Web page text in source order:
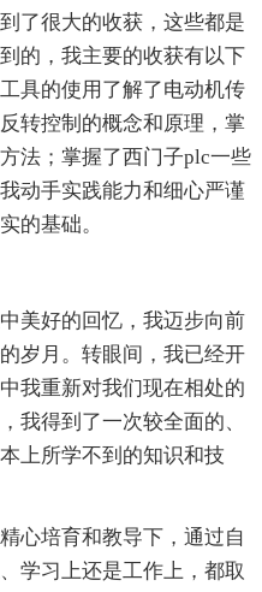
了很大的收获，这些都是
的，我主要的收获有以下
具的使用了解了电动机传
转控制的概念和原理，掌
法；掌握了西门子plc一些
动手实践能力和细心严谨
的基础。
美好的回忆，我迈步向前
岁月。转眼间，我已经开
我重新对我们现在相处的
我得到了一次较全面的、
上所学不到的知识和技
心培育和教导下，通过自
学习上还是工作上，都取